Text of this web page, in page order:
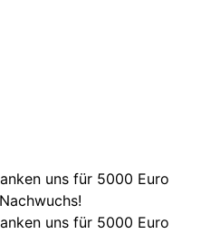
uns für 5000 Euro
uns für 5000 Euro